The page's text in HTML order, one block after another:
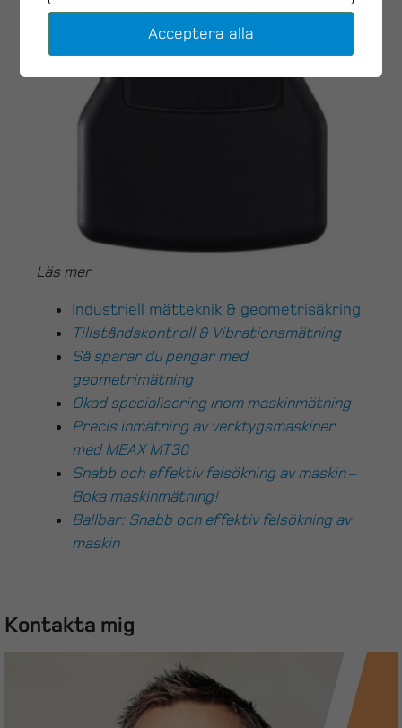
Läs mer
Industriell mätteknik & geometrisäkring
Tillståndskontroll & Vibrationsmätning
Så sparar du pengar med
geometrimätning
Ökad specialisering inom maskinmätning
Precis inmätning av verktygsmaskiner
med MEAX MT30
Snabb och effektiv felsökning av maskin –
Boka maskinmätning!
Ballbar: Snabb och effektiv felsökning av
maskin
Kontakta mig
Acceptera alla